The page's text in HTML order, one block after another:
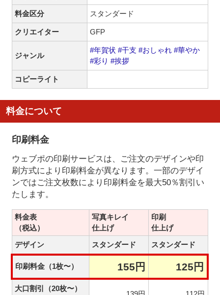
料金区分 スタンダード
クリエイター GFP
ジャンル
#年賀状 #干支 #おしゃれ #華やか
#彩り #挨拶
コピーライト
料金について
印刷料金
ウェブポの印刷サービスは、ご注文のデザインや印
刷方式により印刷料金が異なります。一部のデザイ
ンではご注文枚数により印刷料金を最大50％割引い
たします。
料金表
（税込）
写真キレイ
仕上げ
印刷
仕上げ
デザイン
スタンダード スタンダード
印刷料金（1枚〜） 155円 125円
大口割引（20枚〜）